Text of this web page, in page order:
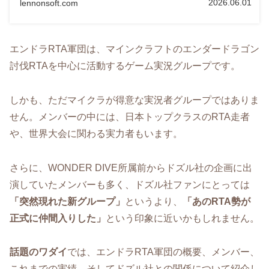
lennonsoft.com 2026.06.01
エンドラRTA軍団は、マインクラフトのエンダードラゴン
討伐RTAを中心に活動するゲーム実況グループです。
しかも、ただマイクラが得意な実況者グループではありま
せん。メンバーの中には、日本トップクラスのRTA走者
や、世界大会に関わる実力者もいます。
さらに、WONDER DIVE所属前からドズル社の企画に出
演していたメンバーも多く、ドズル社ファンにとっては
「突然現れた新グループ」
というより、
「あのRTA勢が
正式に仲間入りした」
という印象に近いかもしれません。
話題のワダイでは、エンドラRTA軍団の概要、メンバー、